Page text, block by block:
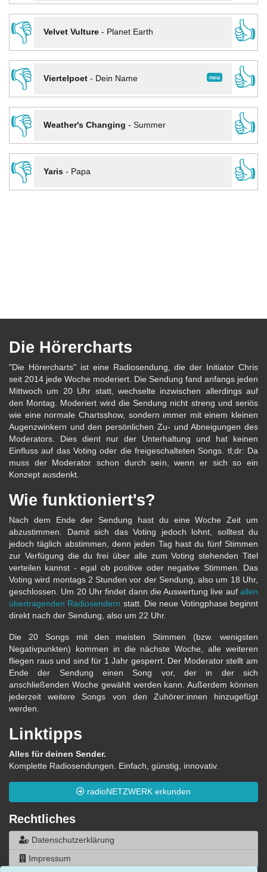
👎
Velvet Vulture- Planet Earth
👍
👎
neu
Viertelpoet- Dein Name
👍
👎
Weather's Changing - Summer
👍
👎
Yaris- Papa 👍
Die Hörercharts
"Die Hörercharts" ist eine Radiosendung, die der Initiator Chris
seit 2014 jede Woche moderiert. Die Sendung fand anfangs jeden
Mittwoch um 20 Uhr statt, wechselte inzwischen allerdings auf
den Montag. Moderiert wird die Sendung nicht streng und seriös
wie eine normale Chartsshow, sondern immer mit einem kleinen
Augenzwinkern und den persönlichen Zu- und Abneigungen des
Moderators. Dies dient nur der Unterhaltung und hat keinen
Einfluss auf das Voting oder die freigeschalteten Songs. tl;dr: Da
muss der Moderator schon durch sein, wenn er sich so ein
Konzept ausdenkt.
Wie funktioniert's?
Nach dem Ende der Sendung hast du eine Woche Zeit um
abzustimmen. Damit sich das Voting jedoch lohnt, solltest du
jedoch täglich abstimmen, denn jeden Tag hast du fünf Stimmen
zur Verfügung die du frei über alle zum Voting stehenden Titel
verteilen kannst - egal ob positive oder negative Stimmen. Das
Voting wird montags 2 Stunden vor der Sendung, also um 18 Uhr,
geschlossen. Um 20 Uhr findet dann die Auswertung live auf allen
übertragenden Radiosendern statt. Die neue Votingphase beginnt
direkt nach der Sendung, also um 22 Uhr.
Die 20 Songs mit den meisten Stimmen (bzw. wenigsten
Negativpunkten) kommen in die nächste Woche, alle weiteren
fliegen raus und sind für 1 Jahr gesperrt. Der Moderator stellt am
Ende der Sendung einen Song vor, der in der sich
anschließenden Woche gewählt werden kann. Außerdem können
jederzeit weitere Songs von den Zuhörer:innen hinzugefügt
werden.
Linktipps
Alles für deinen Sender.
Komplette Radiosendungen. Einfach, günstig, innovativ.
radioNETZWERK erkunden
Rechtliches
Datenschutzerklärung
Impressum